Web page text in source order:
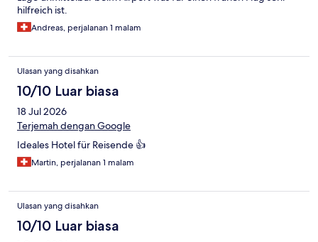
hilfreich ist.
Andreas, perjalanan 1 malam
Ulasan yang disahkan
10/10 Luar biasa
18 Jul 2026
Terjemah dengan Google
Ideales Hotel für Reisende 👍
Martin, perjalanan 1 malam
Ulasan yang disahkan
10/10 Luar biasa